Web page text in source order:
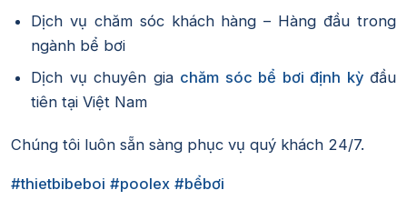
Dịch vụ chăm sóc khách hàng – Hàng đầu trong
ngành bể bơi
Dịch vụ chuyên gia chăm sóc bể bơi định kỳđầu
tiên tại Việt Nam
Chúng tôi luôn sẵn sàng phục vụ quý khách 24/7.
#thietbibeboi #poolex #bểbơi